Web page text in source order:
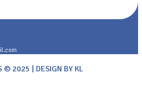
© 2025 | DESIGN BY KL